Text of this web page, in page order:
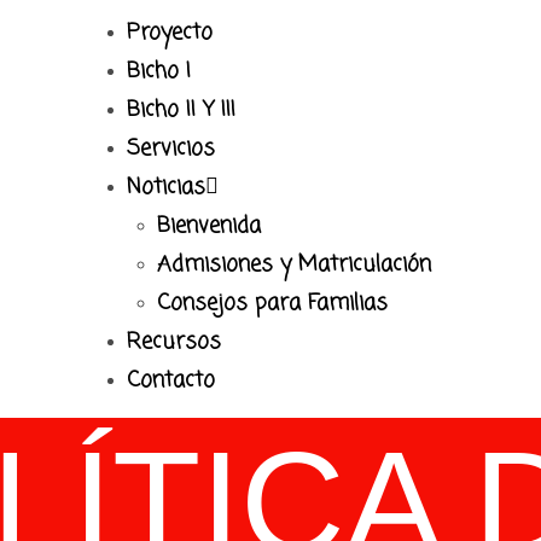
Proyecto
Bicho I
Bicho II Y III
Servicios
Noticias
Bienvenida
Admisiones y Matriculación
Consejos para Familias
Recursos
Contacto